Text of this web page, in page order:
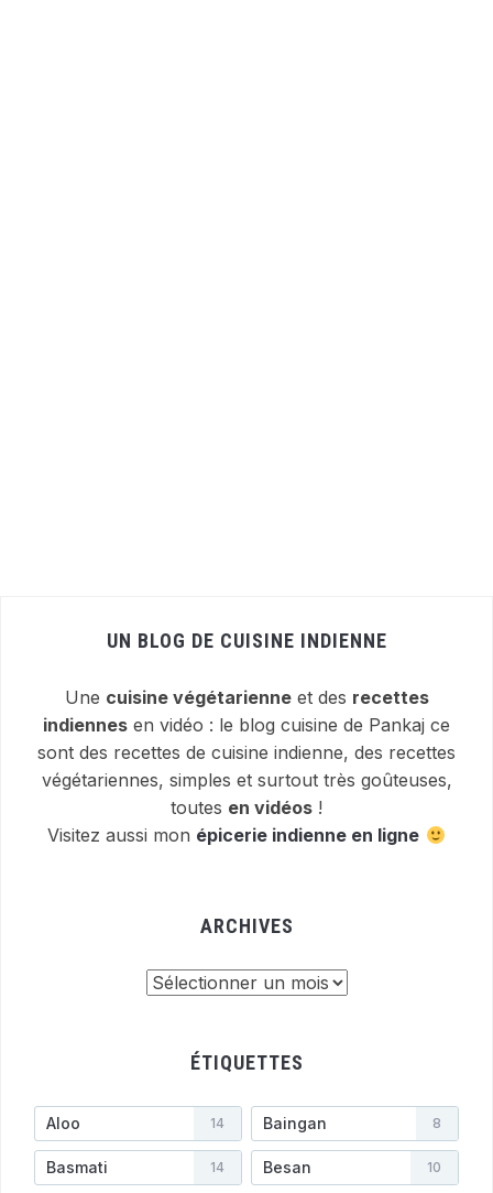
UN BLOG DE CUISINE INDIENNE
Une cuisine végétarienneet des recettes
indiennes en vidéo : le blog cuisine de Pankaj ce
sont des recettes de cuisine indienne, des recettes
végétariennes, simples et surtout très goûteuses,
toutes en vidéos !
Visitez aussi mon épicerie indienne en ligne
ARCHIVES
ÉTIQUETTES
Aloo 14 Baingan 8
Basmati 14 Besan 10